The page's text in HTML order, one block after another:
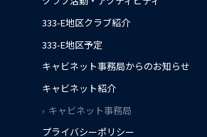
333-E地区クラブ紹介
333-E地区予定
キャビネット事務局からのお知らせ
キャビネット紹介
キャビネット事務局
プライバシーポリシー